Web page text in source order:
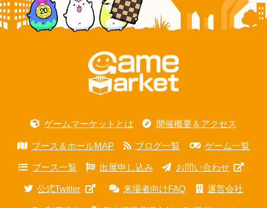
ゲームマーケットとは 開催概要＆アクセス
ブース＆ホールMAP ブログ一覧 ゲーム一覧
ブース一覧 出展申し込み お問い合わせ
公式Twitter 来場者向けFAQ 運営会社